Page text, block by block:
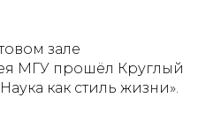
зале
МГУ прошёл Круглый
как стиль жизни».